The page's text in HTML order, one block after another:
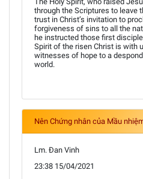
through the Scriptures to leave
trust in Christ’s invitation to
forgiveness of sins to all the
he instructed those first
Spirit of the risen Christ is with
witnesses of hope to a
world.
Nên Chứng nhân của Mầu
Lm. Đan Vinh
23:38 15/04/2021